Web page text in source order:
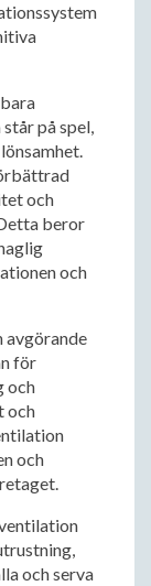
på spel,
och
beror
och
avgörande
för
och
och
och
och serva